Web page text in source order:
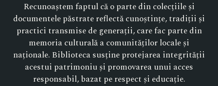
Recunoaștem faptul că o parte din colecțiile și
documentele păstrate reflectă cunoștințe, tradiții și
practici transmise de generații, care fac parte din
memoria culturală a comunităților locale și
naționale. Biblioteca susține protejarea integrității
acestui patrimoniu și promovarea unui acces
responsabil, bazat pe respect și educație.